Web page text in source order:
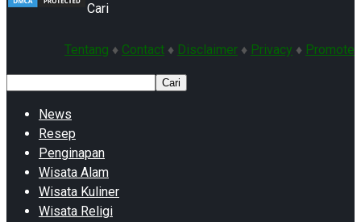
Tentang ♦ Contact ♦ Disclaimer ♦ Privacy ♦ Promote
Cari
Cari
News
Resep
Penginapan
Wisata Alam
Wisata Kuliner
Wisata Religi